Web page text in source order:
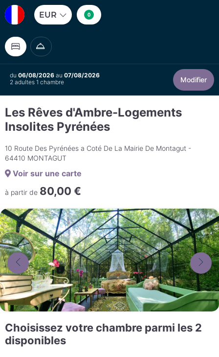
EUR 0
du 06/08/2026 au 07/08/2026
2 adultes 1 chambre
Modifier
Les Rêves d'Ambre-Logements
Insolites Pyrénées
10 Route Des Pyrénées a Coté De La Mairie De Montagut -
64410 MONTAGUT
Voir sur une carte
à partir de 80,00 €
Choisissez votre chambre parmi les 2
disponibles